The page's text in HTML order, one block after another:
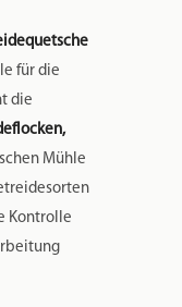
für die
die
Mühle
Kontrolle